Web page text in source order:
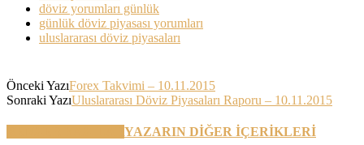
döviz yorumları günlük
günlük döviz piyasası yorumları
uluslararası döviz piyasaları
Önceki YazıForex Takvimi – 10.11.2015
Sonraki YazıUluslararası Döviz Piyasaları Raporu – 10.11.2015
YAZARIN DİĞER İÇERİKLERİ